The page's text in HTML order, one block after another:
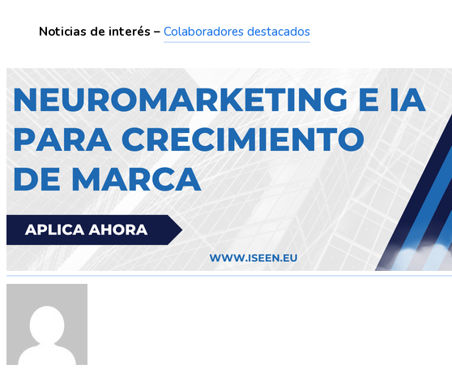
Noticias de interés – Colaboradores destacados